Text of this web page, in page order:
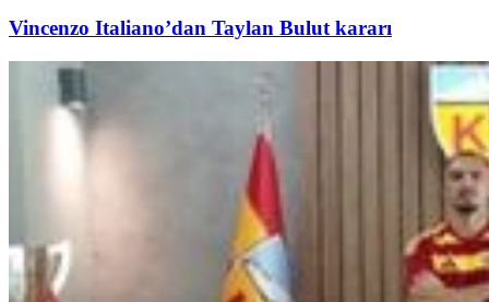
Vincenzo Italiano’dan Taylan Bulut kararı